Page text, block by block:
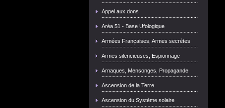
Appel aux dons
Aréa 51 - Base Ufologique
Armées Françaises, Armes secrètes
Armes silencieuses, Espionnage
Arnaques, Mensonges, Propagande
Ascension de la Terre
Ascension du Système solaire